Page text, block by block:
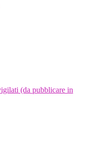
(da pubblicare in